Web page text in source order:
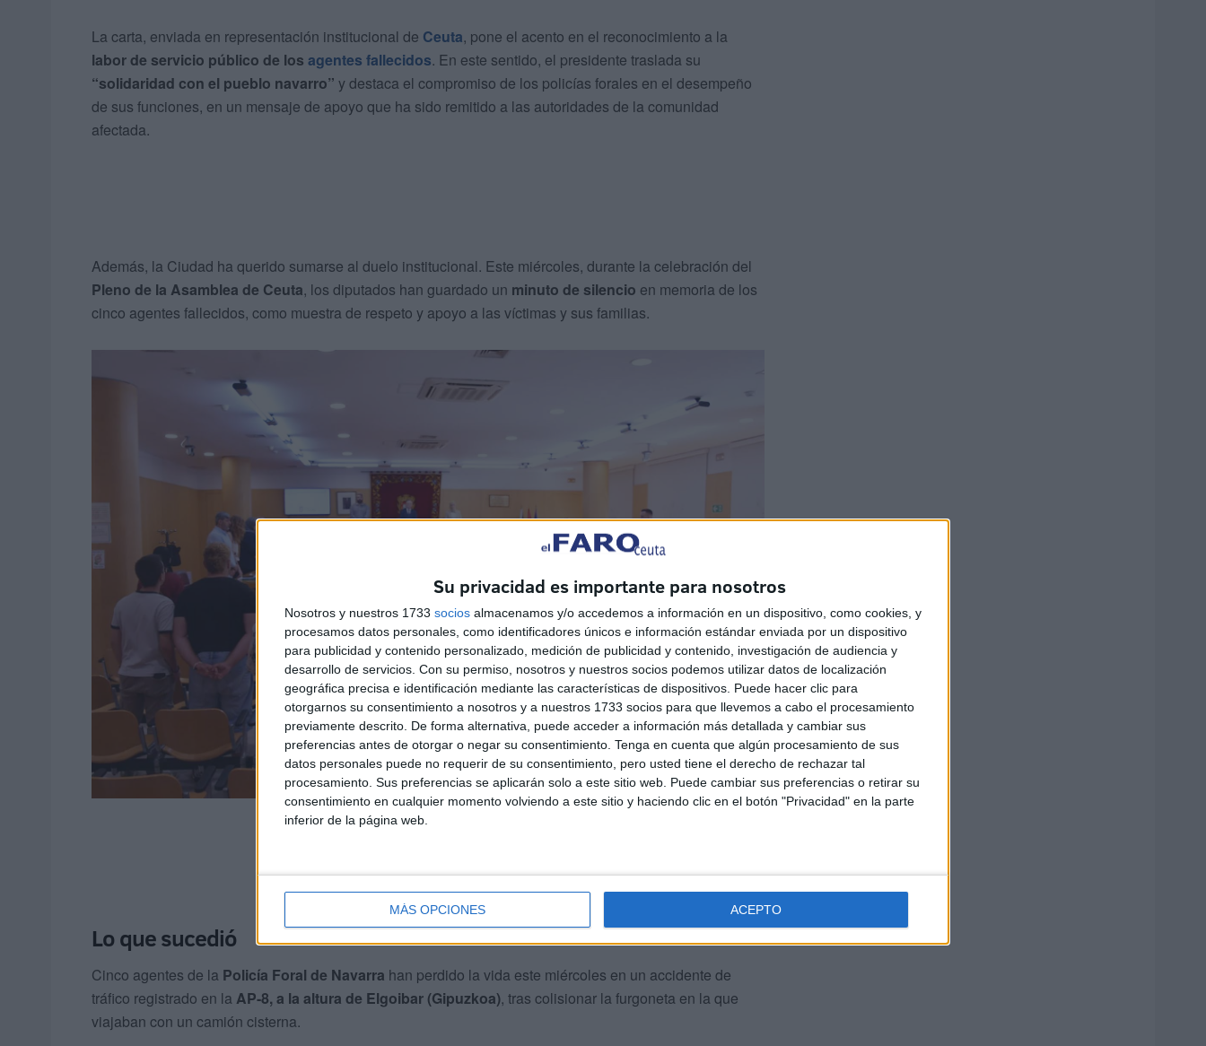
Su privacidad es importante para nosotros
Nosotros y nuestros 1733 socios almacenamos y/o accedemos a información en un dispositivo, como cookies, y
procesamos datos personales, como identificadores únicos e información estándar enviada por un dispositivo
para publicidad y contenido personalizado, medición de publicidad y contenido, investigación de audiencia y
desarrollo de servicios. Con su permiso, nosotros y nuestros socios podemos utilizar datos de localización
geográfica precisa e identificación mediante las características de dispositivos. Puede hacer clic para
otorgarnos su consentimiento a nosotros y a nuestros 1733 socios para que llevemos a cabo el procesamiento
previamente descrito. De forma alternativa, puede acceder a información más detallada y cambiar sus
preferencias antes de otorgar o negar su consentimiento. Tenga en cuenta que algún procesamiento de sus
datos personales puede no requerir de su consentimiento, pero usted tiene el derecho de rechazar tal
procesamiento. Sus preferencias se aplicarán solo a este sitio web. Puede cambiar sus preferencias o retirar su
consentimiento en cualquier momento volviendo a este sitio y haciendo clic en el botón "Privacidad" en la parte
inferior de la página web.
MÁS OPCIONES ACEPTO
La carta, enviada en representación institucional de Ceuta, pone el acento en el reconocimiento a la
labor de servicio público de los agentes fallecidos. En este sentido, el presidente traslada su
“solidaridad con el pueblo navarro” y destaca el compromiso de los policías forales en el desempeño
de sus funciones, en un mensaje de apoyo que ha sido remitido a las autoridades de la comunidad
afectada.
Además, la Ciudad ha querido sumarse al duelo institucional. Este miércoles, durante la celebración del
Pleno de la Asamblea de Ceuta, los diputados han guardado un minuto de silencio en memoria de los
cinco agentes fallecidos, como muestra de respeto y apoyo a las víctimas y sus familias.
Lo que sucedió
Cinco agentes de la Policía Foral de Navarra han perdido la vida este miércoles en un accidente de
tráfico registrado en la AP-8, a la altura de Elgoibar (Gipuzkoa), tras colisionar la furgoneta en la que
viajaban con un camión cisterna.